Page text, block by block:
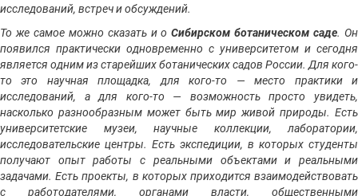
исследований, встреч и обсуждений.
То же самое можно сказать и оСибирском ботаническом саде. Он
появился практически одновременно с университетом и сегодня
является одним из старейших ботанических садов России. Для кого-
то это научная площадка, для кого-то — место практики и
исследований, а для кого-то — возможность просто увидеть,
насколько разнообразным может быть мир живой природы. Есть
университетские музеи, научные коллекции, лаборатории,
исследовательские центры. Есть экспедиции, в которых студенты
получают опыт работы с реальными объектами и реальными
задачами. Есть проекты, в которых приходится взаимодействовать
с работодателями, органами власти, общественными